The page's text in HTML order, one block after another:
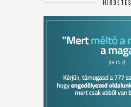
HIRDETÉS